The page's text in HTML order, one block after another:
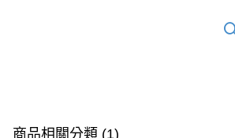
商品相關分類 (1)